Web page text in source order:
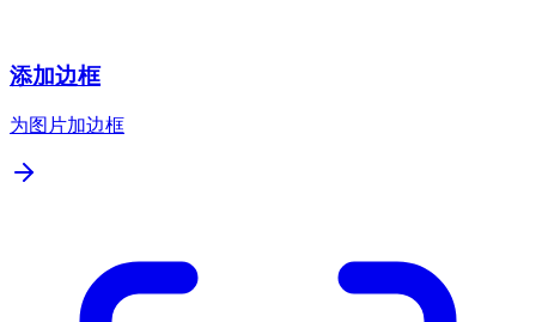
添加边框
为图片加边框